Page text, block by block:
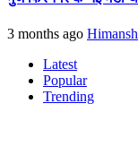
3 months ago
Latest
Popular
Trending